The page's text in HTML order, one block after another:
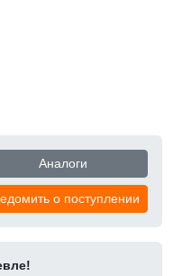
Аналоги
о поступлении